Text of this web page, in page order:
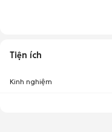
Tiện ích
Kinh nghiệm